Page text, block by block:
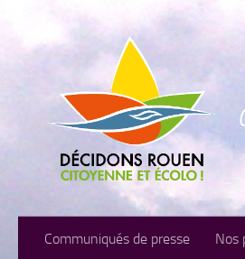
Communiqués de presse Nos